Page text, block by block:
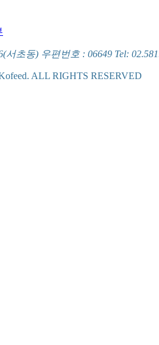
초동) 우편번호 : 06649 Tel:
ALL RIGHTS RESERVED